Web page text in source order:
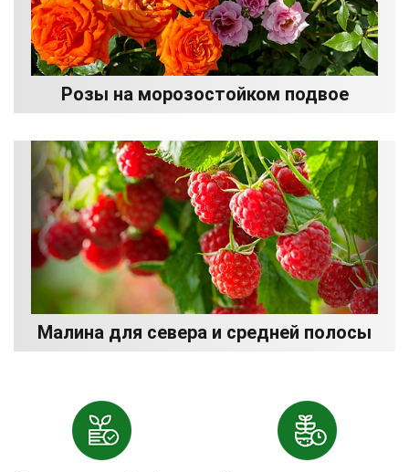
Розы на морозостойком подвое
Малина для севера и средней полосы